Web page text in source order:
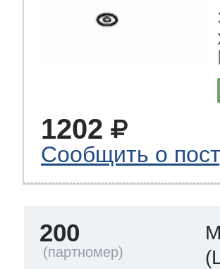
1202
Сообщить о
200